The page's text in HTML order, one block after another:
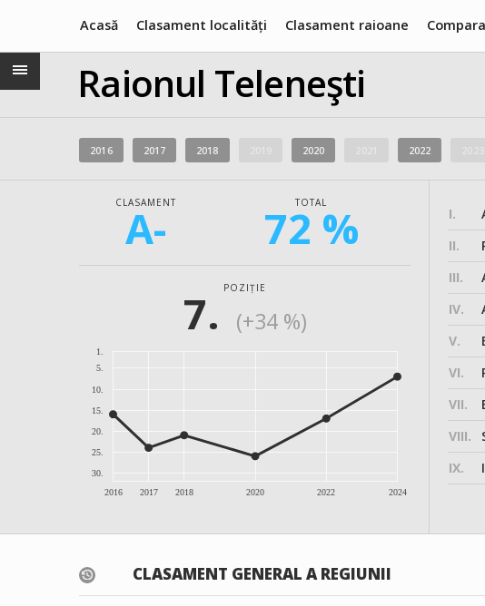
Acasă Clasament localități Clasament raioane
Raionul Teleneşti
2016 2017 2018 2020 2022
CLASAMENT
A- TOTAL
72 %
POZIȚIE
7. (+34 %)
2016 2017 2018 2020 2022 2024
1.
5.
10.
15.
20.
25.
30.
I.
II.
III.
IV.
V.
VI.
VII.
VIII.
IX.
CLASAMENT GENERAL A REGIUNII